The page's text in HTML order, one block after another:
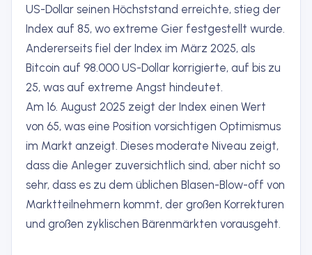
US-Dollar seinen Höchststand erreichte, stieg der
Index auf 85, wo extreme Gier festgestellt wurde.
Andererseits fiel der Index im März 2025, als
Bitcoin auf 98.000 US-Dollar korrigierte, auf bis zu
25, was auf extreme Angst hindeutet.
Am 16. August 2025 zeigt der Index einen Wert
von 65, was eine Position vorsichtigen Optimismus
im Markt anzeigt. Dieses moderate Niveau zeigt,
dass die Anleger zuversichtlich sind, aber nicht so
sehr, dass es zu dem üblichen Blasen-Blow-off von
Marktteilnehmern kommt, der großen Korrekturen
und großen zyklischen Bärenmärkten vorausgeht.